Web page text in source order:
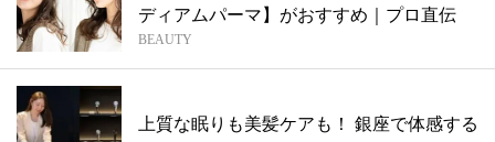
ディアムパーマ】がおすすめ｜プロ直伝
BEAUTY
上質な眠りも美髪ケアも！ 銀座で体感する